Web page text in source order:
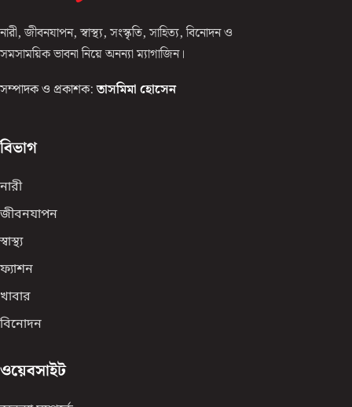
নারী, জীবনযাপন, স্বাস্থ্য, সংস্কৃতি, সাহিত্য, বিনোদন ও
সমসাময়িক ভাবনা নিয়ে অনন্যা ম্যাগাজিন।
সম্পাদক ও প্রকাশক: তাসমিমা হোসেন
বিভাগ
নারী
জীবনযাপন
স্বাস্থ্য
ফ্যাশন
খাবার
বিনোদন
ওয়েবসাইট